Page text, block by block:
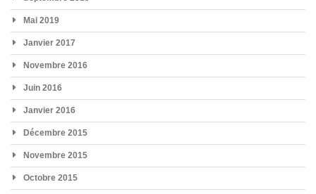
Mai 2019
Janvier 2017
Novembre 2016
Juin 2016
Janvier 2016
Décembre 2015
Novembre 2015
Octobre 2015